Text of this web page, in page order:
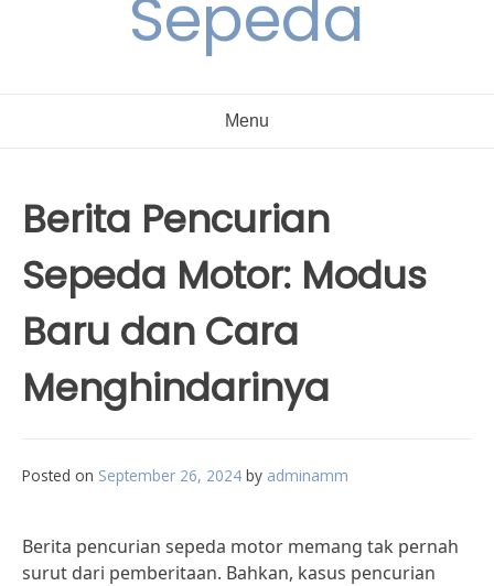
Sepeda
Menu
Berita Pencurian
Sepeda Motor: Modus
Baru dan Cara
Menghindarinya
Posted on September 26, 2024 by adminamm
Berita pencurian sepeda motor memang tak pernah
surut dari pemberitaan. Bahkan, kasus pencurian